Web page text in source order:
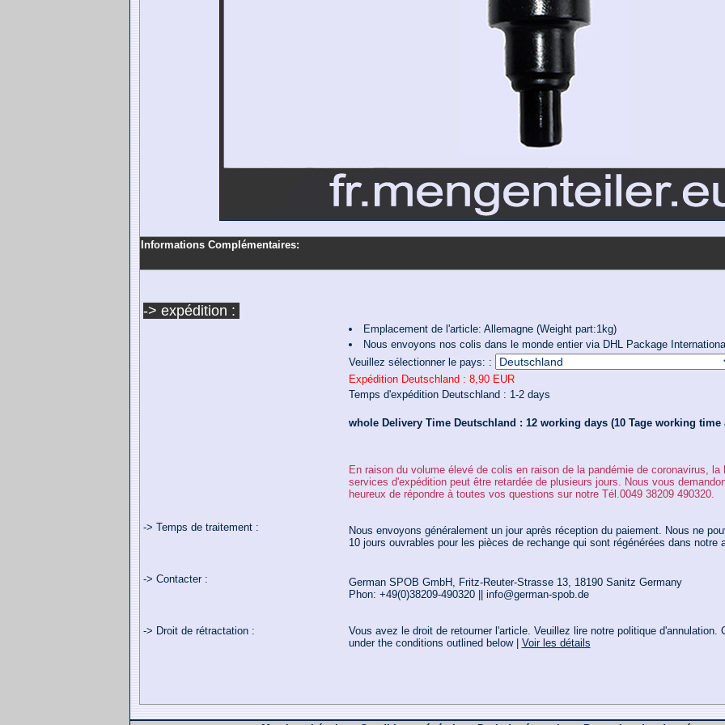
Informations Complémentaires:
-> expédition :
Emplacement de l'article: Allemagne (Weight part:1kg)
Nous envoyons nos colis dans le monde entier via DHL Package
Veuillez sélectionner le pays: :
Expédition Deutschland : 8,90 EUR
Temps d'expédition Deutschland : 1-2 days
whole Delivery Time Deutschland : 12 working days (10 Tage working
En raison du volume élevé de colis en raison de la pandémie de coronavirus,
services d'expédition peut être retardée de plusieurs jours. Nous vous
heureux de répondre à toutes vos questions sur notre Tél.0049 38209 490320.
-> Temps de traitement :
Nous envoyons généralement un jour après réception du paiement. Nous ne
10 jours ouvrables pour les pièces de rechange qui sont régénérées dans notre
-> Contacter :
German SPOB GmbH, Fritz-Reuter-Strasse 13, 18190 Sanitz Germany
Phon: +49(0)38209-490320 || info@german-spob.de
-> Droit de rétractation :
Vous avez le droit de retourner l'article. Veuillez lire notre politique
under the conditions outlined below | Voir les détails